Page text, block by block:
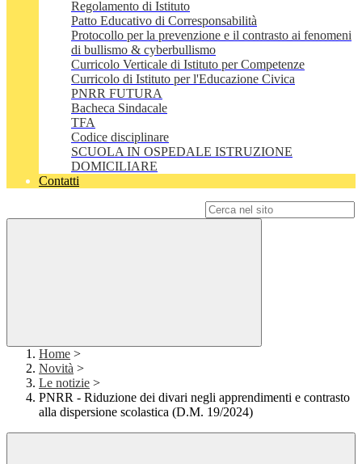
Regolamento di Istituto
Patto Educativo di Corresponsabilità
Protocollo per la prevenzione e il contrasto ai fenomeni
di bullismo & cyberbullismo
Curricolo Verticale di Istituto per Competenze
Curricolo di Istituto per l'Educazione Civica
PNRR FUTURA
Bacheca Sindacale
TFA
Codice disciplinare
SCUOLA IN OSPEDALE ISTRUZIONE
DOMICILIARE
Contatti
Home >
Novità >
Le notizie >
PNRR - Riduzione dei divari negli apprendimenti e contrasto
alla dispersione scolastica (D.M. 19/2024)